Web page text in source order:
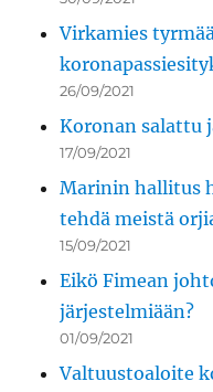
Virkamies
26/09/2021
Koronan salattu
17/09/2021
Marinin hallitus
tehdä meistä
15/09/2021
Eikö Fimean
järjestelmiään?
01/09/2021
Valtuustoaloite